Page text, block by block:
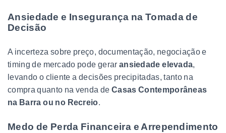
Ansiedade e Insegurança na Tomada de
Decisão
A incerteza sobre preço, documentação, negociação e
timing de mercado pode gerar ansiedade elevada,
levando o cliente a decisões precipitadas, tanto na
compra quanto na venda deCasas Contemporâneas
na Barra ou no Recreio.
Medo de Perda Financeira e Arrependimento